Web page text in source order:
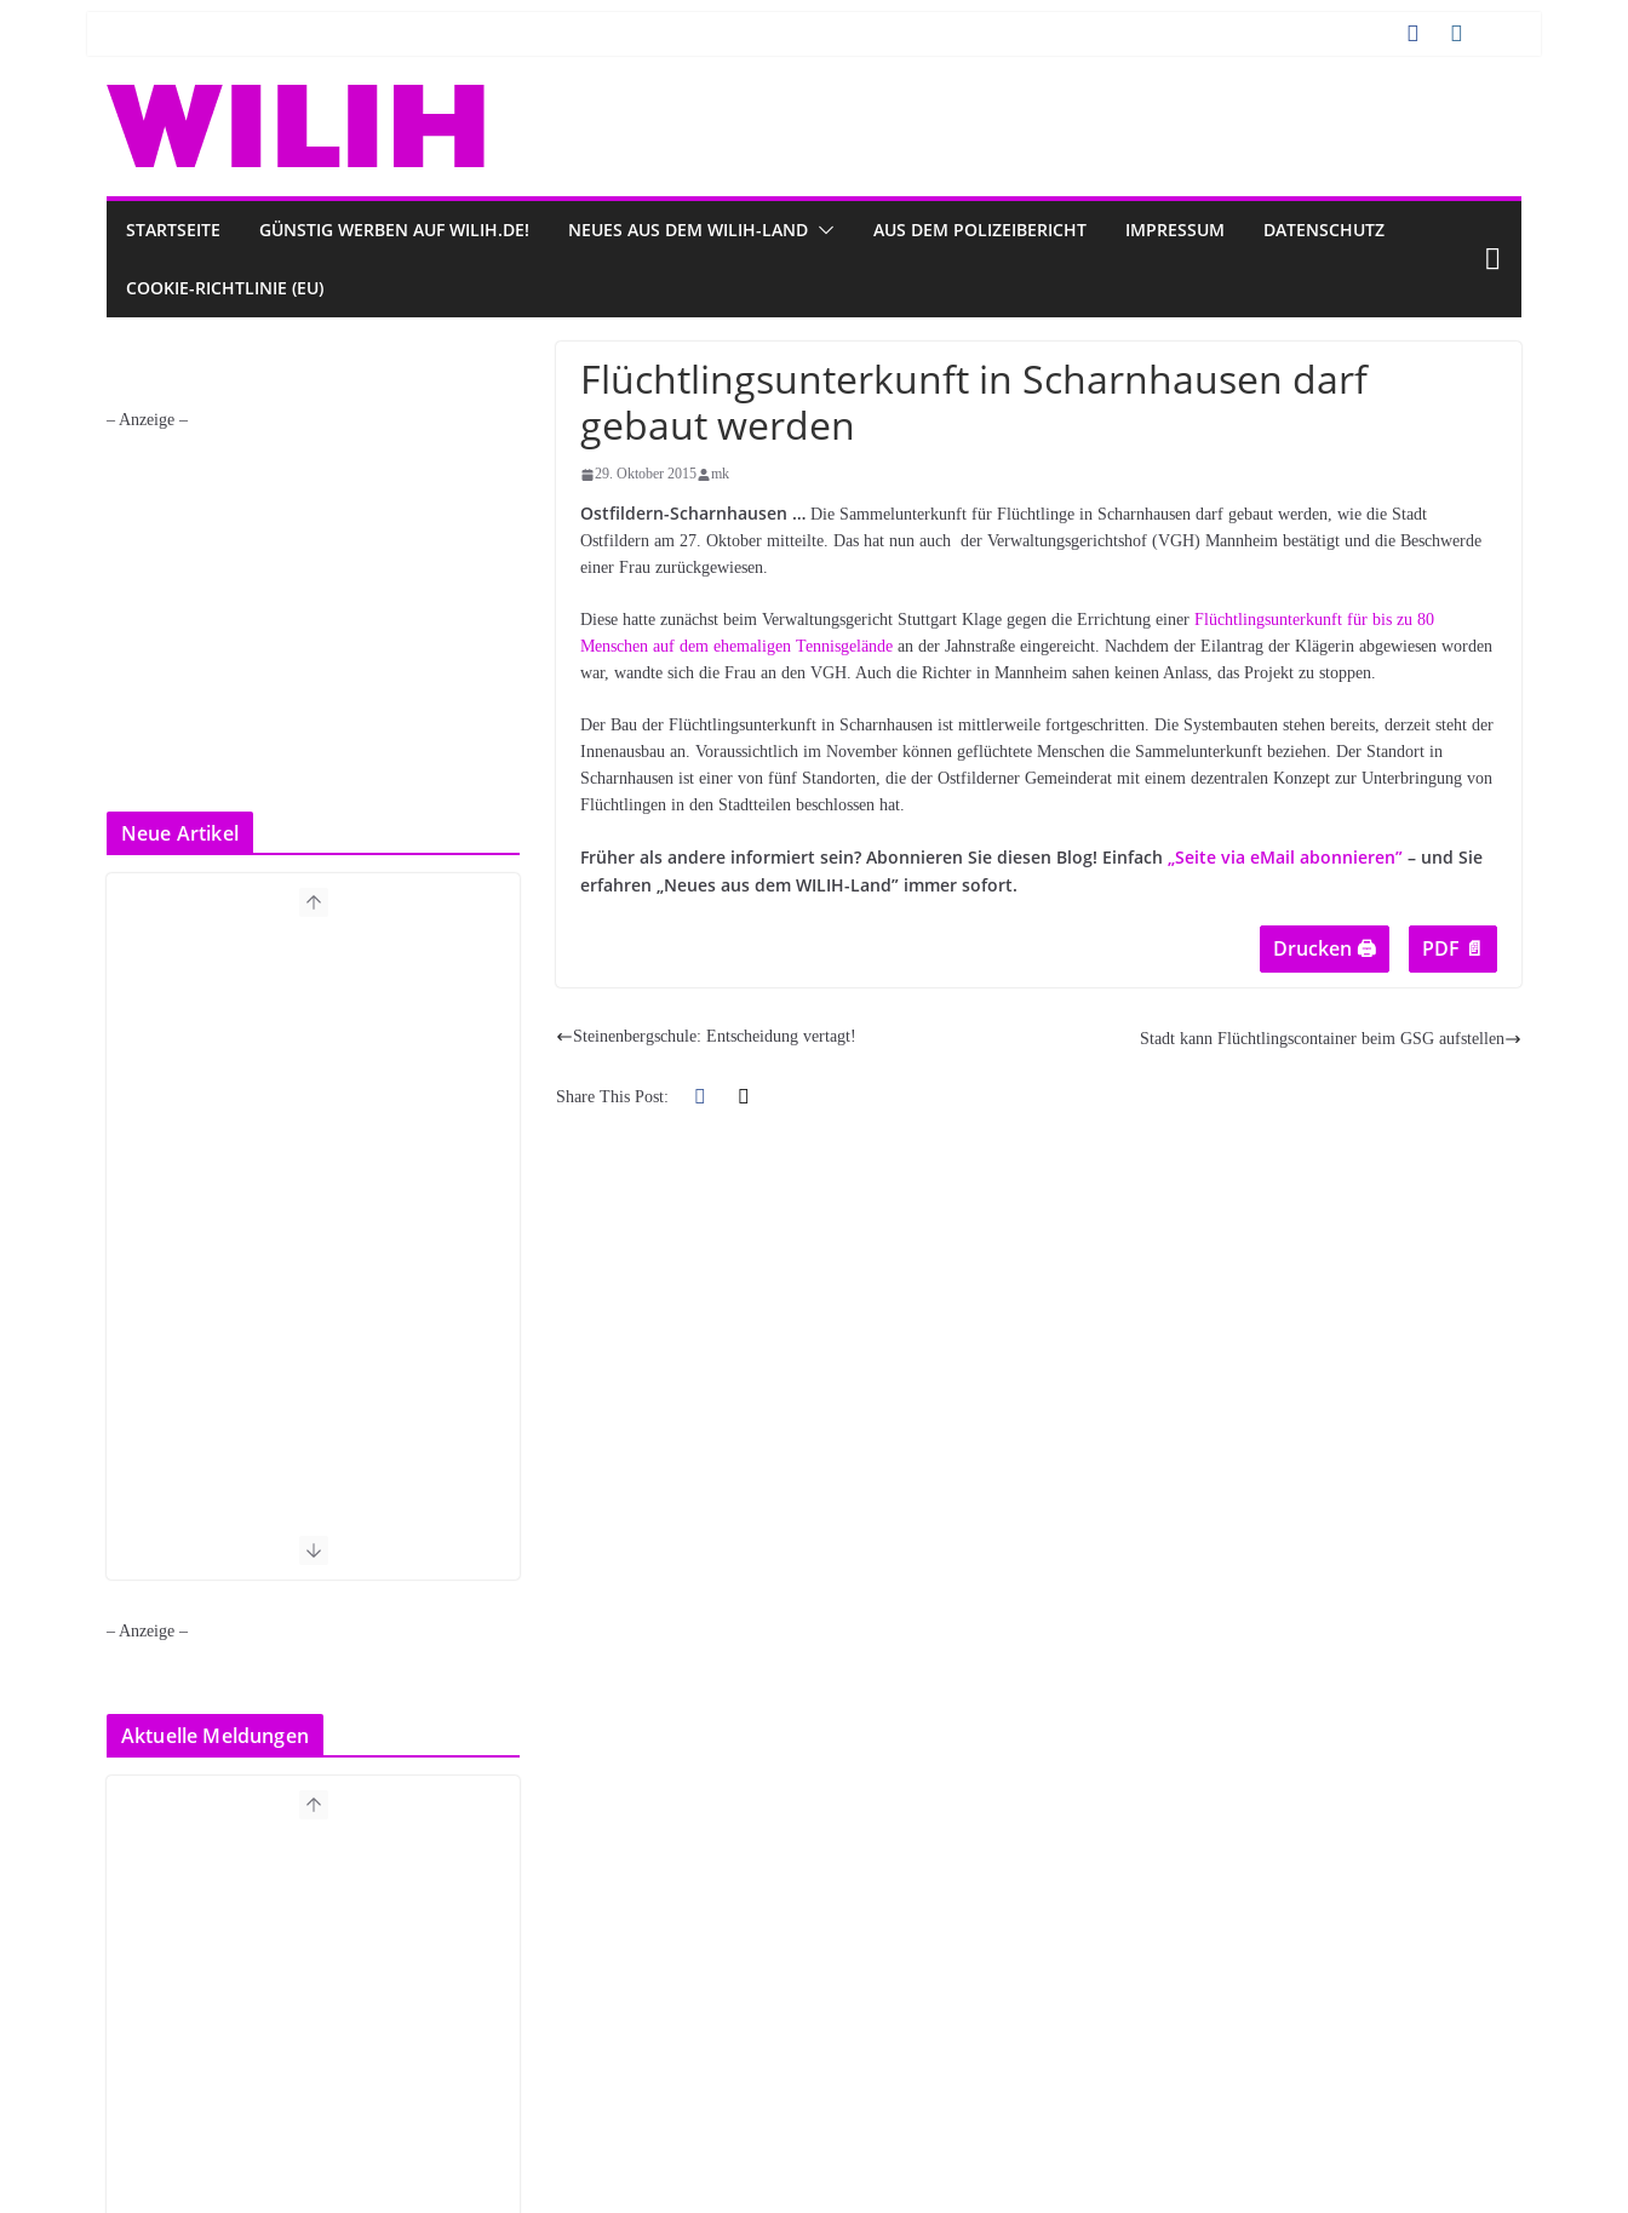
STARTSEITE GÜNSTIG WERBEN AUF WILIH.DE! NEUES AUS DEM WILIH-LAND AUS DEM POLIZEIBERICHT IMPRESSUM DATENSCHUTZ
COOKIE-RICHTLINIE (EU)
Flüchtlingsunterkunft in Scharnhausen darf
gebaut werden
29. Oktober 2015 mk
Ostfildern-Scharnhausen … Die Sammelunterkunft für Flüchtlinge in Scharnhausen darf gebaut werden, wie die Stadt
Ostfildern am 27. Oktober mitteilte. Das hat nun auch der Verwaltungsgerichtshof (VGH) Mannheim bestätigt und die Beschwerde
einer Frau zurückgewiesen.
Diese hatte zunächst beim Verwaltungsgericht Stuttgart Klage gegen die Errichtung einerFlüchtlingsunterkunft für bis zu 80
Menschen auf dem ehemaligen Tennisgelände an der Jahnstraße eingereicht. Nachdem der Eilantrag der Klägerin abgewiesen worden
war, wandte sich die Frau an den VGH. Auch die Richter in Mannheim sahen keinen Anlass, das Projekt zu stoppen.
Der Bau der Flüchtlingsunterkunft in Scharnhausen ist mittlerweile fortgeschritten. Die Systembauten stehen bereits, derzeit steht der
Innenausbau an. Voraussichtlich im November können geflüchtete Menschen die Sammelunterkunft beziehen. Der Standort in
Scharnhausen ist einer von fünf Standorten, die der Ostfilderner Gemeinderat mit einem dezentralen Konzept zur Unterbringung von
Flüchtlingen in den Stadtteilen beschlossen hat.
Früher als andere informiert sein? Abonnieren Sie diesen Blog! Einfach„Seite via eMail abonnieren” – und Sie
erfahren „Neues aus dem WILIH-Land” immer sofort.
Drucken 🖨 PDF 📄
Steinenbergschule: Entscheidung vertagt! Stadt kann Flüchtlingscontainer beim GSG aufstellen
Share This Post:
– Anzeige –
Neue Artikel
– Anzeige –
Aktuelle Meldungen